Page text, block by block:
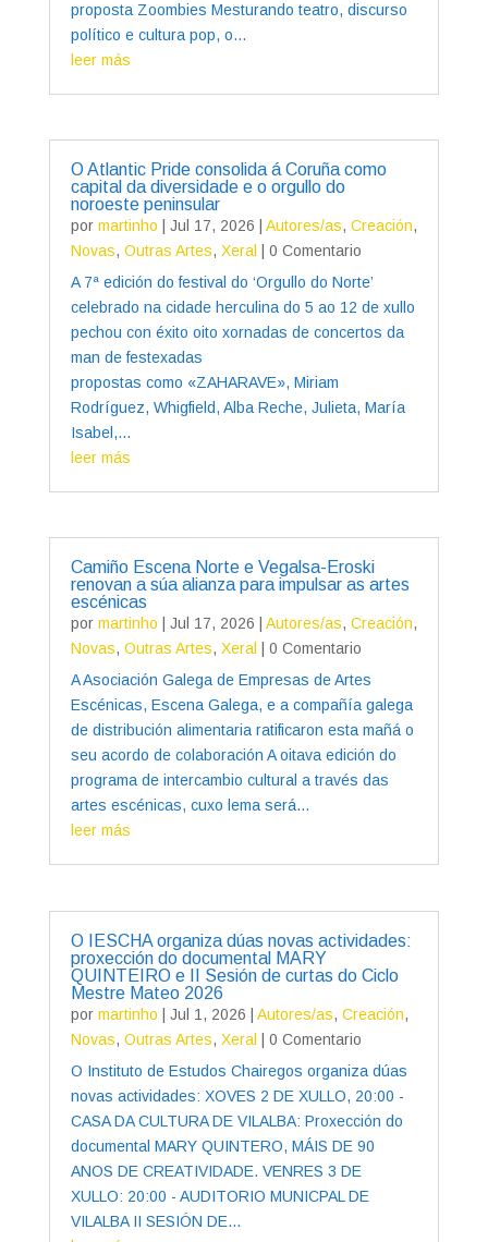
proposta Zoombies Mesturando teatro, discurso
político e cultura pop, o...
leer más
O Atlantic Pride consolida á Coruña como
capital da diversidade e o orgullo do
noroeste peninsular
por martinho Jul 17, 2026 Autores/as, Creación,
Novas, Outras Artes, Xeral
| 0 Comentario
A 7ª edición do festival do ‘Orgullo do Norte’
celebrado na cidade herculina do 5 ao 12 de xullo
pechou con éxito oito xornadas de concertos da
man de festexadas
propostas como «ZAHARAVE», Miriam
Rodríguez, Whigfield, Alba Reche, Julieta, María
Isabel,...
leer más
Camiño Escena Norte e Vegalsa-Eroski
renovan a súa alianza para impulsar as artes
escénicas
por martinho Jul 17, 2026 Autores/as, Creación,
Novas, Outras Artes, Xeral
| 0 Comentario
A Asociación Galega de Empresas de Artes
Escénicas, Escena Galega, e a compañía galega
de distribución alimentaria ratificaron esta mañá o
seu acordo de colaboración A oitava edición do
programa de intercambio cultural a través das
artes escénicas, cuxo lema será...
leer más
O IESCHA organiza dúas novas actividades:
proxección do documental MARY
QUINTEIRO e II Sesión de curtas do Ciclo
Mestre Mateo 2026
por martinho Jul 1, 2026 Autores/as, Creación,
Novas, Outras Artes, Xeral
| 0 Comentario
O Instituto de Estudos Chairegos organiza dúas
novas actividades: XOVES 2 DE XULLO, 20:00 -
CASA DA CULTURA DE VILALBA: Proxección do
documental MARY QUINTERO, MÁIS DE 90
ANOS DE CREATIVIDADE. VENRES 3 DE
XULLO: 20:00 - AUDITORIO MUNICPAL DE
VILALBA II SESIÓN DE...